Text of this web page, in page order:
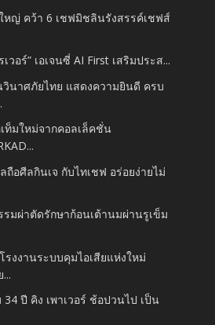
หญ่ คว้า 6 เชฟมิชลินรังสรรค์เชฟส์
เวอร์” เอเจนซี่ AI First เสริมประส...
นาศภัยไทย แสดงความยินดี ครบ
เท็มใหม่จากคอลเล็คชั่น
ถือศีลกินเจ กับไทเชฟ อร่อยง่ายไม่
มผ่าตัดรักษาก้อนเต้านมผ่านรูเข็ม
รงงานระบบคุมไอเสียแห่งใหม่
ปี คิง เพาเวอร์ ช้อปวนไป เป็น